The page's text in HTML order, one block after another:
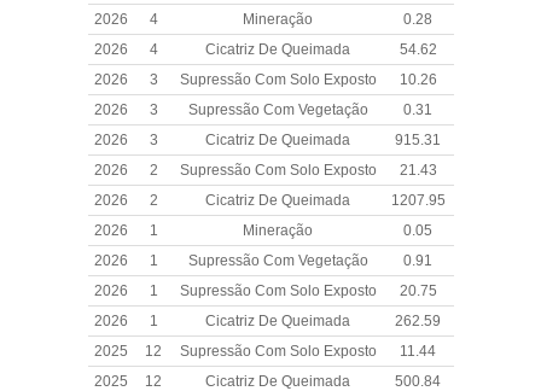
2026
4 Mineração
0.28
2026
4 Cicatriz De Queimada
54.62
2026
3 Supressão Com Solo Exposto
10.26
2026
3 Supressão Com Vegetação
0.31
2026
3 Cicatriz De Queimada
915.31
2026
2 Supressão Com Solo Exposto
21.43
2026
2 Cicatriz De Queimada
1207.95
2026
1 Mineração
0.05
2026
1 Supressão Com Vegetação
0.91
2026
1 Supressão Com Solo Exposto
20.75
2026
1 Cicatriz De Queimada
262.59
2025
12 Supressão Com Solo Exposto
11.44
2025
12 Cicatriz De Queimada
500.84